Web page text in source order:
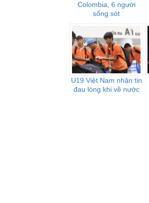
Colombia, 6 người
sống sót
U19 Việt Nam nhận tin
đau lòng khi về nước